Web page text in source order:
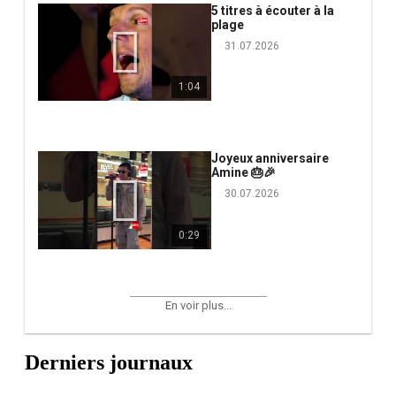
1:04
5 titres à écouter à la
plage
31.07.2026
0:29
Joyeux anniversaire
Amine 🎂🎉
30.07.2026
En voir plus...
Derniers journaux